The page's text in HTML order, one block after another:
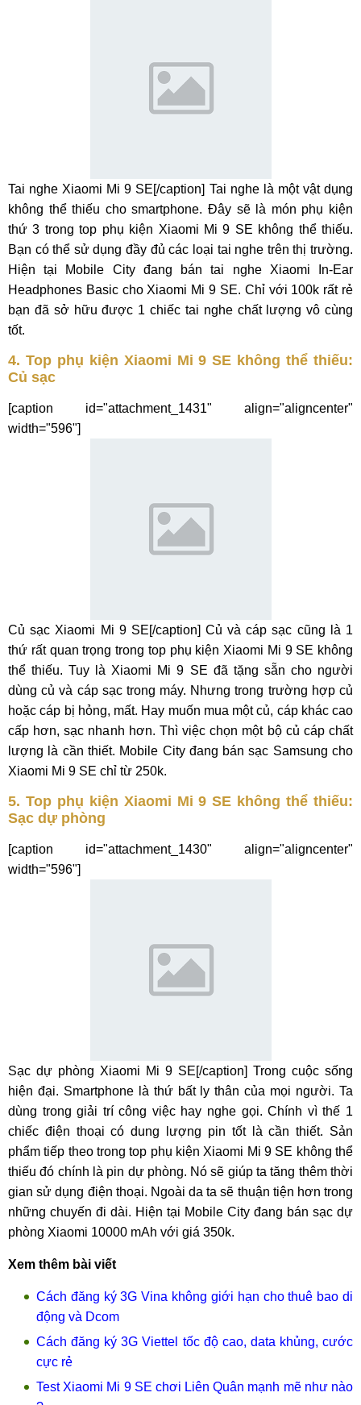
Tai nghe Xiaomi Mi 9 SE[/caption] Tai nghe là một vật dụng
không thể thiếu cho smartphone. Đây sẽ là món phụ kiện
thứ 3 trong top phụ kiện Xiaomi Mi 9 SE không thể thiếu.
Bạn có thể sử dụng đầy đủ các loại tai nghe trên thị trường.
Hiện tại Mobile City đang bán tai nghe Xiaomi In-Ear
Headphones Basic cho Xiaomi Mi 9 SE. Chỉ với 100k rất rẻ
bạn đã sở hữu được 1 chiếc tai nghe chất lượng vô cùng
tốt.
4. Top phụ kiện Xiaomi Mi 9 SE không thể thiếu:
Củ sạc
[caption id="attachment_1431" align="aligncenter"
width="596"]
Củ sạc Xiaomi Mi 9 SE[/caption] Củ và cáp sạc cũng là 1
thứ rất quan trọng trong top phụ kiện Xiaomi Mi 9 SE không
thể thiếu. Tuy là Xiaomi Mi 9 SE đã tặng sẵn cho người
dùng củ và cáp sạc trong máy. Nhưng trong trường hợp củ
hoặc cáp bị hỏng, mất. Hay muốn mua một củ, cáp khác cao
cấp hơn, sạc nhanh hơn. Thì việc chọn một bộ củ cáp chất
lượng là cần thiết. Mobile City đang bán sạc Samsung cho
Xiaomi Mi 9 SE chỉ từ 250k.
5. Top phụ kiện Xiaomi Mi 9 SE không thể thiếu:
Sạc dự phòng
[caption id="attachment_1430" align="aligncenter"
width="596"]
Sạc dự phòng Xiaomi Mi 9 SE[/caption] Trong cuộc sống
hiện đại. Smartphone là thứ bất ly thân của mọi người. Ta
dùng trong giải trí công việc hay nghe gọi. Chính vì thế 1
chiếc điện thoại có dung lượng pin tốt là cần thiết. Sản
phẩm tiếp theo trong top phụ kiện Xiaomi Mi 9 SE không thể
thiếu đó chính là pin dự phòng. Nó sẽ giúp ta tăng thêm thời
gian sử dụng điện thoại. Ngoài da ta sẽ thuận tiện hơn trong
những chuyến đi dài. Hiện tại Mobile City đang bán sạc dự
phòng Xiaomi 10000 mAh với giá 350k.
Xem thêm bài viết
Cách đăng ký 3G Vina không giới hạn cho thuê bao di
động và Dcom
Cách đăng ký 3G Viettel tốc độ cao, data khủng, cước
cực rẻ
Test Xiaomi Mi 9 SE chơi Liên Quân mạnh mẽ như nào